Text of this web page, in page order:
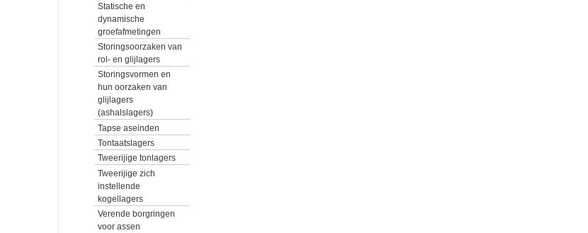
Statische en
dynamische
groefafmetingen
Storingsoorzaken van
rol- en glijlagers
Storingsvormen en
hun oorzaken van
glijlagers
(ashalslagers)
Tapse aseinden
Tontaatslagers
Tweerijige tonlagers
Tweerijige zich
instellende
kogellagers
Verende borgringen
voor assen